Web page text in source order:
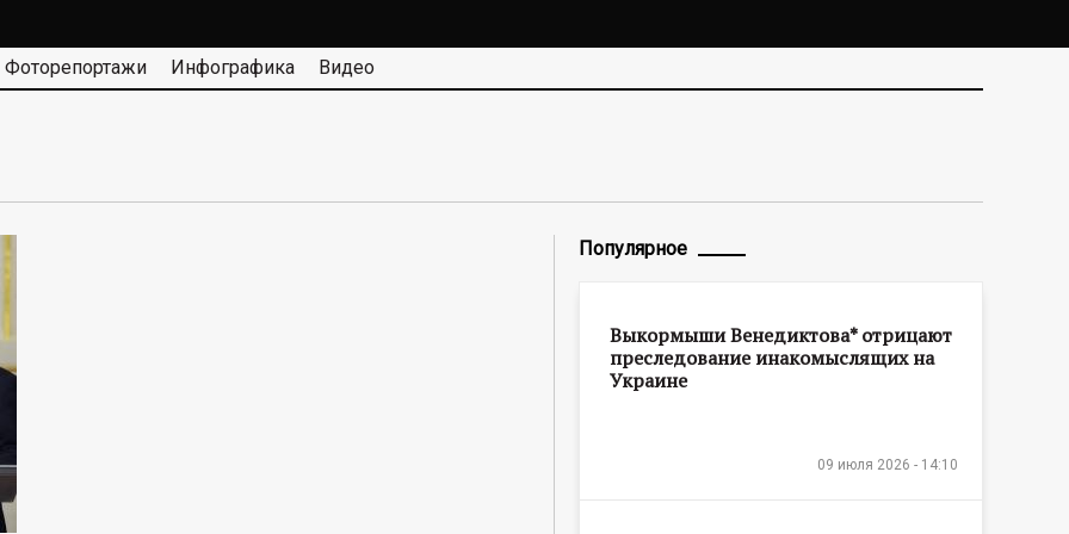
Фоторепортажи Инфографика Видео
Популярное
Выкормыши Венедиктова* отрицают
преследование инакомыслящих на
Украине
09 июля 2026 - 14:10